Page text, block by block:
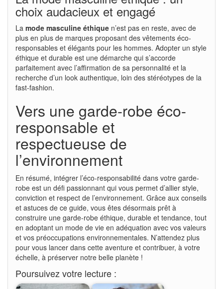
choix audacieux et engagé
La mode masculine éthique n’est pas en reste, avec de
plus en plus de marques proposant des vêtements éco-
responsables et élégants pour les hommes. Adopter un style
éthique et durable est une démarche qui s’accorde
parfaitement avec l’affirmation de sa personnalité et la
recherche d’un look authentique, loin des stéréotypes de la
fast-fashion.
Vers une garde-robe éco-
responsable et
respectueuse de
l’environnement
En résumé, intégrer l’éco-responsabilité dans votre garde-
robe est un défi passionnant qui vous permet d’allier style,
conviction et respect de l’environnement. Grâce aux conseils
et astuces de ce guide, vous êtes désormais prêt à
construire une garde-robe éthique, durable et tendance, tout
en adoptant un mode de vie en adéquation avec vos valeurs
et vos préoccupations environnementales. N’attendez plus
pour vous lancer dans cette aventure et contribuer, à votre
échelle, à préserver notre belle planète !
Poursuivez votre lecture :